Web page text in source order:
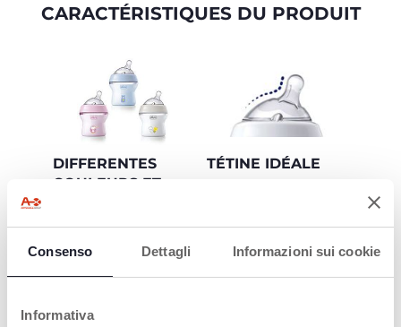
Consenso Dettagli Informazioni sui cookie
Informativa
CARACTÉRISTIQUES DU PRODUIT
DIFFERENTES
COULEURS ET
Les biberons
NaturalFeeling sont
disponibles avec une
bouteille en verre (150
qu'avec une bouteille
TÉTINE IDÉALE
silicone 100 % Soft
facilitent la prise en